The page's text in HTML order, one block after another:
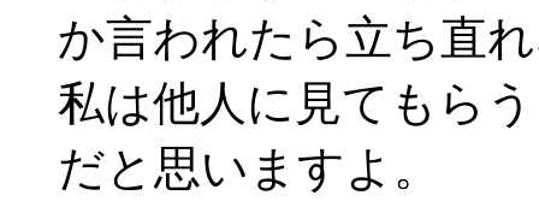
か言われたら立ち直
私は他人に見てもら
だと思いますよ。